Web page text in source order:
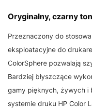
Oryginalny, czarny
Przeznaczony do
eksploatacyjne do
ColorSphere pozwalają
Bardziej błyszczące
gamy pięknych, żywych i
systemie druku HP Color